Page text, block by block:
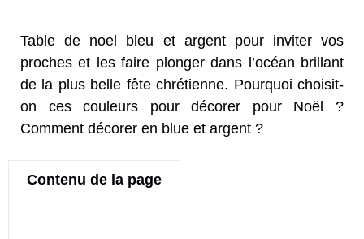
Table de noel bleu et argent pour inviter vos
proches et les faire plonger dans l’océan brillant
de la plus belle fête chrétienne. Pourquoi choisit-
on ces couleurs pour décorer pour Noël ?
Comment décorer en blue et argent ?
Contenu de la page